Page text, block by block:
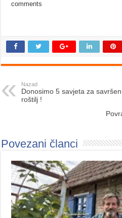
comments
Nazad
Donosimo 5 savjeta za savršen
roštilj !
Povezani članci